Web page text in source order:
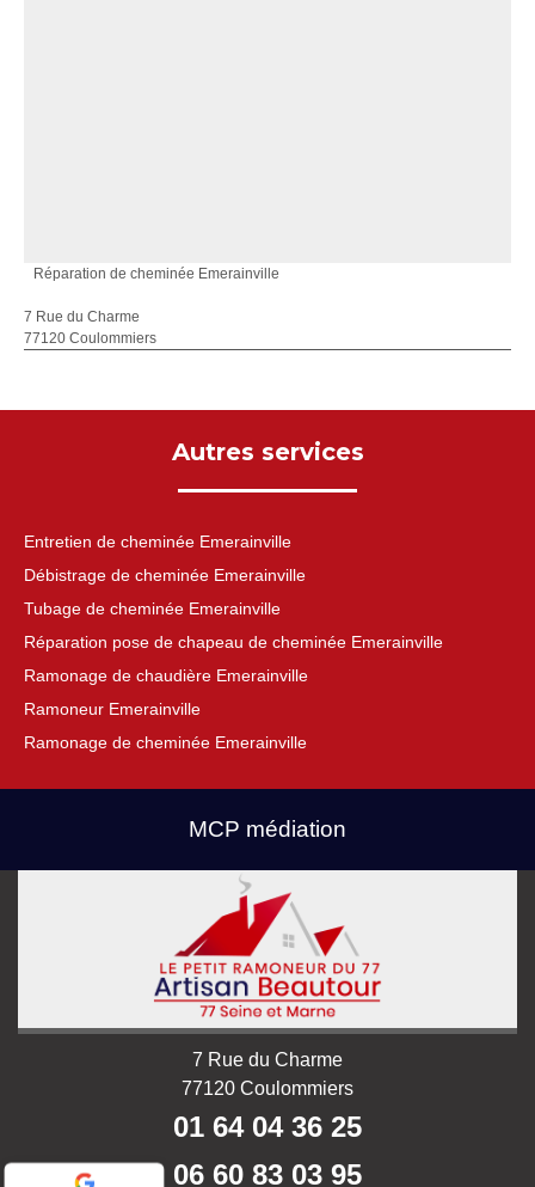
Réparation de cheminée Emerainville
7 Rue du Charme
77120 Coulommiers
Autres services
Entretien de cheminée Emerainville
Débistrage de cheminée Emerainville
Tubage de cheminée Emerainville
Réparation pose de chapeau de cheminée Emerainville
Ramonage de chaudière Emerainville
Ramoneur Emerainville
Ramonage de cheminée Emerainville
MCP médiation
7 Rue du Charme
77120 Coulommiers
01 64 04 36 25
06 60 83 03 95